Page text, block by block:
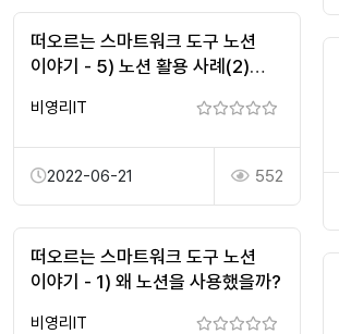
떠오르는 스마트워크 도구 노션
이야기 - 5) 노션 활용 사례(2)
비영리IT
2022-06-21 552
떠오르는 스마트워크 도구 노션
이야기 - 1) 왜 노션을 사용했을까?
비영리IT